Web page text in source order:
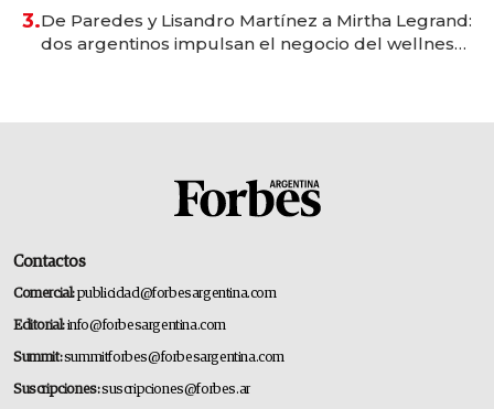
3.De Paredes y Lisandro Martínez a Mirtha Legrand:
dos argentinos impulsan el negocio del wellness
Contactos
Comercial:publicidad@forbesargentina.com
Editorial:info@forbesargentina.com
Summit:summitforbes@forbesargentina.com
Suscripciones:suscripciones@forbes.ar